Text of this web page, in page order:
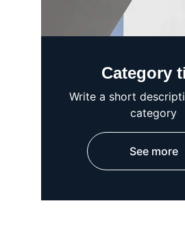
Category
See more
Write a short
category